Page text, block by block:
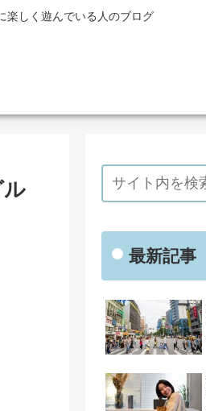
楽しく遊んでいる人のブログ
最新記事